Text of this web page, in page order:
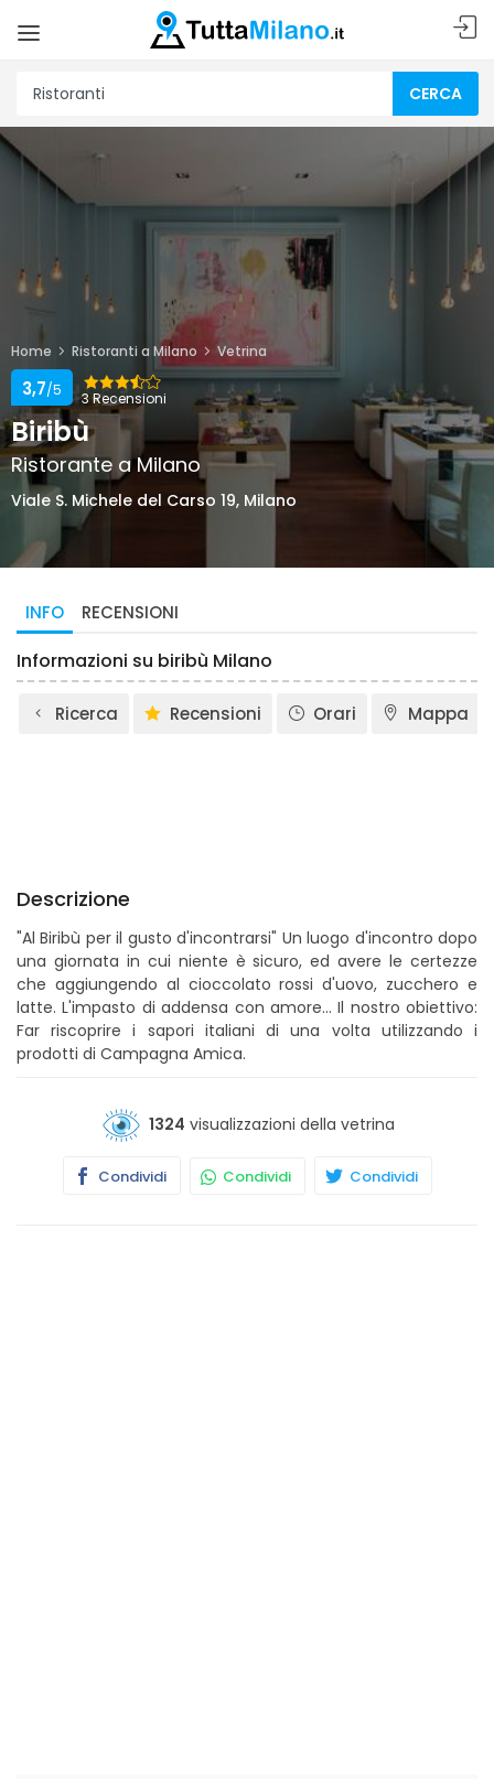
CERCA
Home Ristoranti a Milano Vetrina
3 Recensioni
3,7/5
Biribù
Ristorante a Milano
Viale S. Michele del Carso 19, Milano
INFO RECENSIONI
Informazioni su biribù Milano
Ricerca Recensioni Orari Mappa
Descrizione
"Al Biribù per il gusto d'incontrarsi" Un luogo d'incontro dopo
una giornata in cui niente è sicuro, ed avere le certezze
che aggiungendo al cioccolato rossi d'uovo, zucchero e
latte. L'impasto di addensa con amore... Il nostro obiettivo:
Far riscoprire i sapori italiani di una volta utilizzando i
prodotti di Campagna Amica.
1324 visualizzazioni della vetrina
Condividi Condividi Condividi